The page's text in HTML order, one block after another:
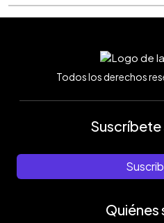
Todos los derechos
Suscríbete
Quiénes